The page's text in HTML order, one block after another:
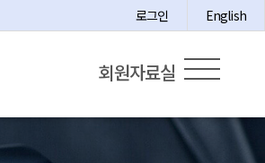
로그인 English
회원자료실